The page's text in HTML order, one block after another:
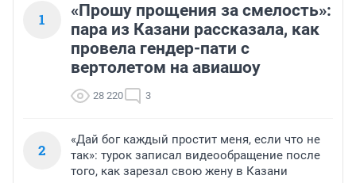
1
«Прошу прощения за смелость»:
пара из Казани рассказала, как
провела гендер-пати с
вертолетом на авиашоу
28 220 3
2
«Дай бог каждый простит меня, если что не
так»: турок записал видеообращение после
того, как зарезал свою жену в Казани